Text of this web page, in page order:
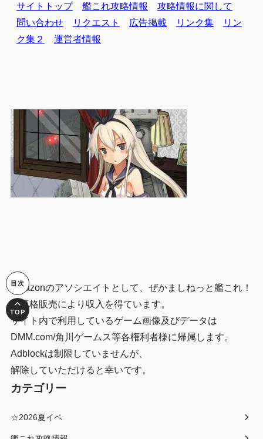
サイトトップ 艦これ攻略情報
攻略情報に関して
問い合わせ
リクエスト 広告掲載 リンク集
リン
ク集２
運営者情報
Amazonのアソシエイトとして、ぜかましねっと艦これ！
は適格販売により収入を得ています。
サイト内で利用しているゲーム画像及びデータは
DMM.com/角川ゲームス等各権利者様に帰属します。
Adblockは制限していませんが、
解除していただけると幸いです。
カテゴリー
☆2026夏イベ